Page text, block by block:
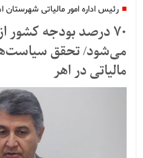
رئیس اداره امور مالیاتی شهرستان
70 درصد بودجه کشور
می‌شود/ تحقق
مالیاتی در اهر